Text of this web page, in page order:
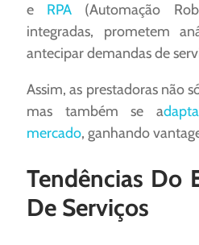
e RPA (Automação
integradas, prometem
antecipar demandas de
Assim, as prestadoras não
mas também se a
mercado, ganhando
Tendências Do
De Serviços